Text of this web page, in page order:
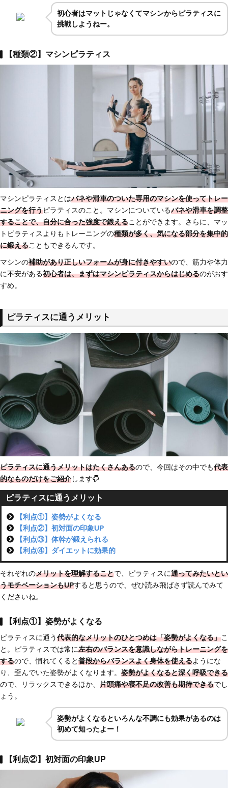
初心者はマットじゃなくてマシンからピラティスに
挑戦しようねー。
【種類②】マシンピラティス
マシンピラティスとはバネや滑車のついた専用のマシンを使ってトレー
ニングを行うピラティスのこと。マシンについているバネや滑車を調整
することで、自分に合った強度で鍛えることができます。さらに、マッ
トピラティスよりもトレーニングの種類が多く、気になる部分を集中的
に鍛えることもできるんです。
マシンの補助があり正しいフォームが身に付きやすいので、筋力や体力
に不安がある初心者は、まずはマシンピラティスからはじめるのがおす
すめ。
ピラティスに通うメリット
ピラティスに通うメリットはたくさんあるので、今回はその中でも代表
的なものだけをご紹介します
ピラティスに通うメリット
【利点①】姿勢がよくなる
【利点②】初対面の印象UP
【利点③】体幹が鍛えられる
【利点④】ダイエットに効果的
それぞれのメリットを理解することで、ピラティスに通ってみたいとい
うモチベーションもUPすると思うので、ぜひ読み飛ばさず読んでみて
くださいね。
【利点①】姿勢がよくなる
ピラティスに通う代表的なメリットのひとつめは「姿勢がよくなる」こ
と。ピラティスでは常に左右のバランスを意識しながらトレーニングを
するので、慣れてくると普段からバランスよく身体を使えるようにな
り、歪んでいた姿勢がよくなります。 姿勢がよくなると深く呼吸できる
ので、リラックスできるほか、 片頭痛や寝不足の改善も期待できるでし
ょう。
姿勢がよくなるといろんな不調にも効果があるのは
初めて知ったよー！
【利点②】初対面の印象UP